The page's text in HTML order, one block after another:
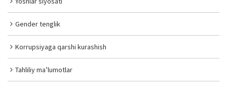
Gender tenglik
Korrupsiyaga qarshi kurashish
Tahliliy ma’lumotlar